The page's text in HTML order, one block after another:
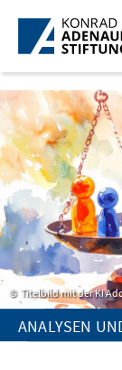
Skip to Main
Titelbild mit der KI
ANALYSEN